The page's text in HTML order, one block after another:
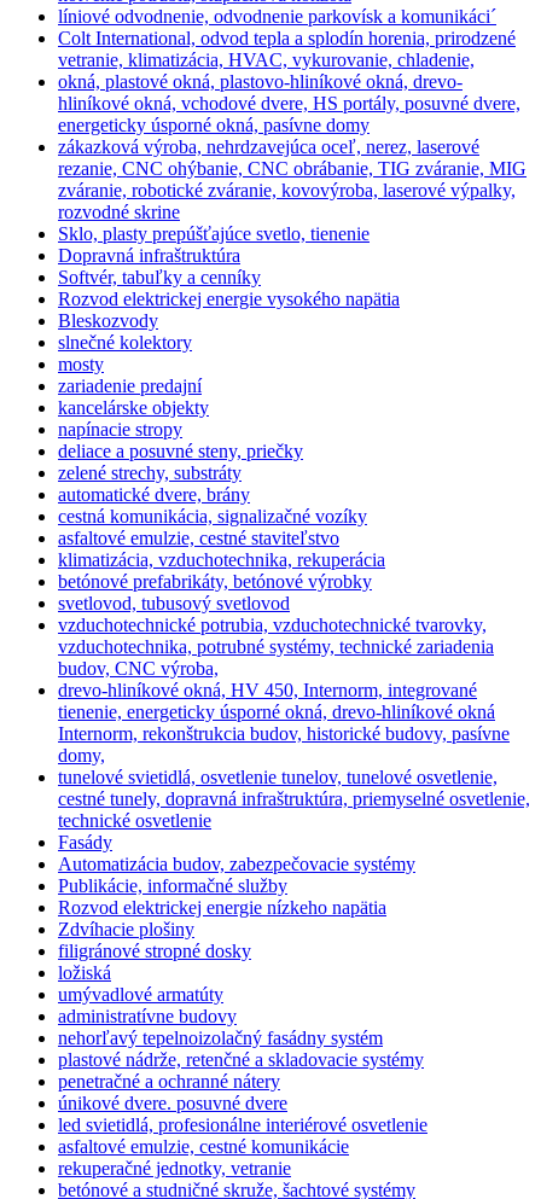
líniové odvodnenie, odvodnenie parkovísk a komunikáci´
Colt International, odvod tepla a splodín horenia, prirodzené
vetranie, klimatizácia, HVAC, vykurovanie, chladenie,
okná, plastové okná, plastovo-hliníkové okná, drevo-
hliníkové okná, vchodové dvere, HS portály, posuvné dvere,
energeticky úsporné okná, pasívne domy
zákazková výroba, nehrdzavejúca oceľ, nerez, laserové
rezanie, CNC ohýbanie, CNC obrábanie, TIG zváranie, MIG
zváranie, robotické zváranie, kovovýroba, laserové výpalky,
rozvodné skrine
Sklo, plasty prepúšťajúce svetlo, tienenie
Dopravná infraštruktúra
Softvér, tabuľky a cenníky
Rozvod elektrickej energie vysokého napätia
Bleskozvody
slnečné kolektory
mosty
zariadenie predajní
kancelárske objekty
napínacie stropy
deliace a posuvné steny, priečky
zelené strechy, substráty
automatické dvere, brány
cestná komunikácia, signalizačné vozíky
asfaltové emulzie, cestné staviteľstvo
klimatizácia, vzduchotechnika, rekuperácia
betónové prefabrikáty, betónové výrobky
svetlovod, tubusový svetlovod
vzduchotechnické potrubia, vzduchotechnické tvarovky,
vzduchotechnika, potrubné systémy, technické zariadenia
budov, CNC výroba,
drevo-hliníkové okná, HV 450, Internorm, integrované
tienenie, energeticky úsporné okná, drevo-hliníkové okná
Internorm, rekonštrukcia budov, historické budovy, pasívne
domy,
tunelové svietidlá, osvetlenie tunelov, tunelové osvetlenie,
cestné tunely, dopravná infraštruktúra, priemyselné osvetlenie,
technické osvetlenie
Fasády
Automatizácia budov, zabezpečovacie systémy
Publikácie, informačné služby
Rozvod elektrickej energie nízkeho napätia
Zdvíhacie plošiny
filigránové stropné dosky
ložiská
umývadlové armatúty
administratívne budovy
nehorľavý tepelnoizolačný fasádny systém
plastové nádrže, retenčné a skladovacie systémy
penetračné a ochranné nátery
únikové dvere. posuvné dvere
led svietidlá, profesionálne interiérové osvetlenie
asfaltové emulzie, cestné komunikácie
rekuperačné jednotky, vetranie
betónové a studničné skruže, šachtové systémy